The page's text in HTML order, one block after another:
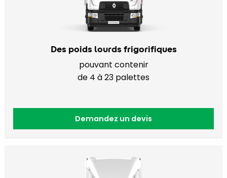
Des poids lourds frigorifiques
pouvant contenir
de 4 à 23 palettes
Demandez un devis